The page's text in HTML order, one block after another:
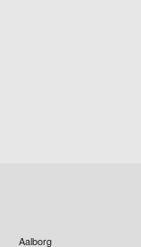
Aalborg